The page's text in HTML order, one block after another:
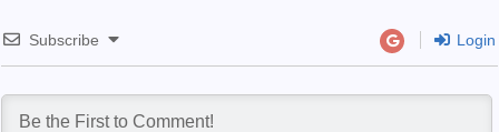
Subscribe Login